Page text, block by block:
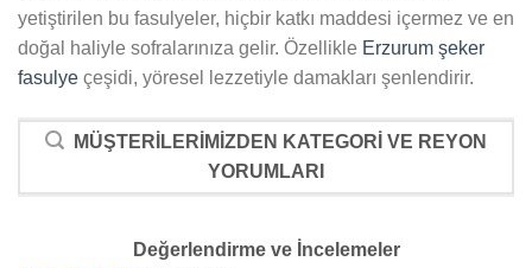
yetiştirilen bu fasulyeler, hiçbir katkı maddesi içermez ve en
doğal haliyle sofralarınıza gelir. Özellikle Erzurum şeker
fasulye çeşidi, yöresel lezzetiyle damakları şenlendirir.
MÜŞTERILERIMIZDEN KATEGORI VE REYON
YORUMLARI
Değerlendirme ve İncelemeler